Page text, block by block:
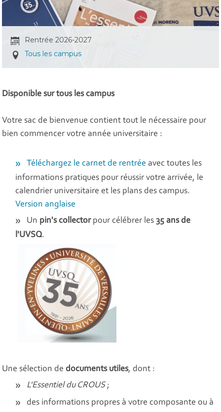
Rentrée 2026-2027
Tous les campus
Disponible sur tous les campus
Votre sac de bienvenue contient tout le nécessaire pour
bien commencer votre année universitaire :
Téléchargez le carnet de rentrée avec toutes les
informations pratiques pour réussir votre arrivée, le
calendrier universitaire et les plans des campus.
Version anglaise
Un pin's collectorpour célébrer les35 ans de
l'UVSQ.
Une sélection dedocuments utiles, dont :
L'Essentiel du CROUS;
des informations propres à votre composante ou à